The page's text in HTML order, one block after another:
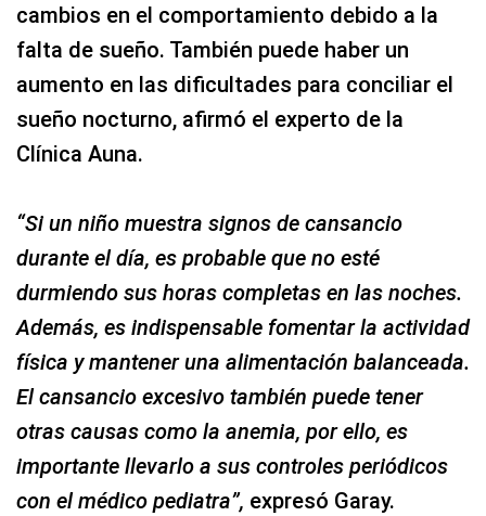
cambios en el comportamiento debido a la
falta de sueño. También puede haber un
aumento en las dificultades para conciliar el
sueño nocturno, afirmó el experto de la
Clínica Auna.
“Si un niño muestra signos de cansancio
durante el día, es probable que no esté
durmiendo sus horas completas en las noches.
Además, es indispensable fomentar la actividad
física y mantener una alimentación balanceada.
El cansancio excesivo también puede tener
otras causas como la anemia, por ello, es
importante llevarlo a sus controles periódicos
con el médico pediatra”, expresó Garay.